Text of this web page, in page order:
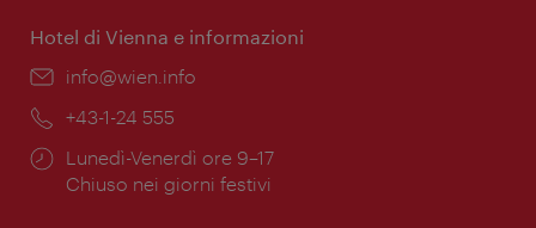
Hotel di Vienna e informazioni
Email:
info@wien.info
Telefono:
+43-1-24 555
Orari
di
Lunedì-Venerdì ore 9–17
Chiuso nei giorni festivi